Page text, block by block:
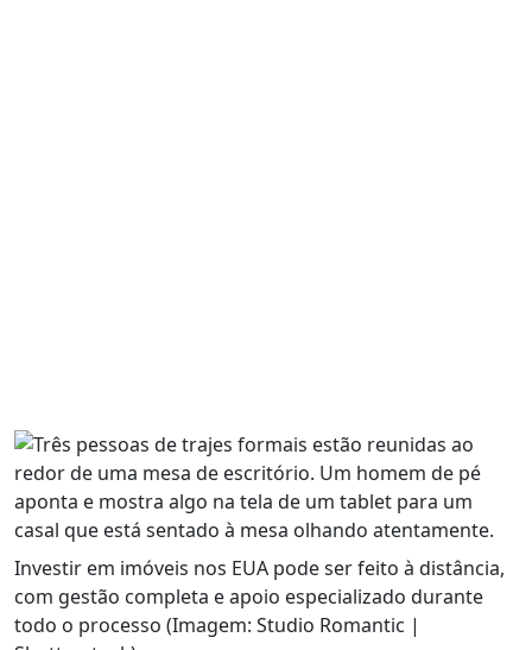
Investir em imóveis nos EUA pode ser feito à distância,
com gestão completa e apoio especializado durante
todo o processo (Imagem: Studio Romantic |